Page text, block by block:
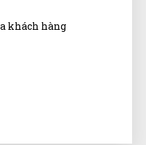
giao nhanh tầm 2-3
khách hàng